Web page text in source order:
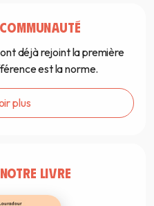
déjà rejoint la première
est la norme.
plus
NOTRE LIVRE